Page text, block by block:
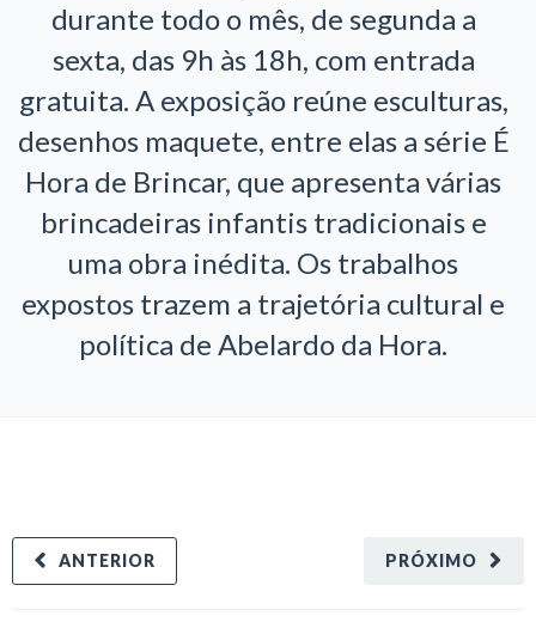
durante todo o mês, de segunda a
sexta, das 9h às 18h, com entrada
gratuita. A exposição reúne esculturas,
desenhos maquete, entre elas a série É
Hora de Brincar, que apresenta várias
brincadeiras infantis tradicionais e
uma obra inédita. Os trabalhos
expostos trazem a trajetória cultural e
política de Abelardo da Hora.
PRÓXIMO
ANTERIOR